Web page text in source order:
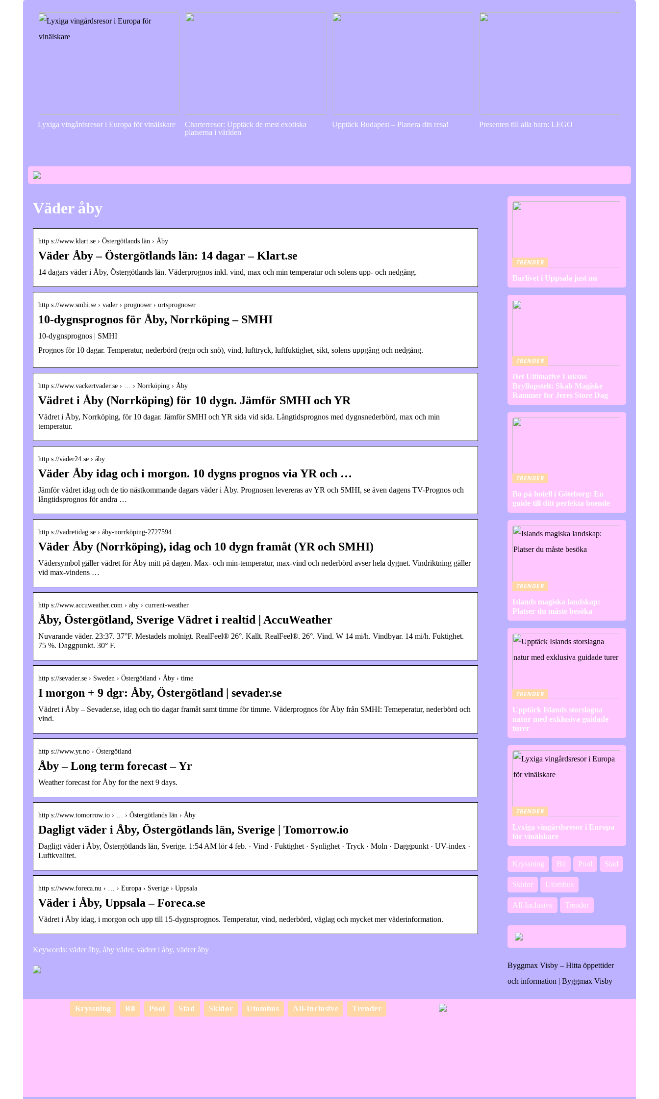
Lyxiga vingårdsresor i Europa för vinälskare
Charterresor: Upptäck de mest exotiska
platserna i världen
Upptäck Budapest – Planera din resa! Presenten till alla barn: LEGO
Väder åby
http s://www.klart.se › Östergötlands län › Åby
Väder Åby – Östergötlands län: 14 dagar – Klart.se
14 dagars väder i Åby, Östergötlands län. Väderprognos inkl. vind, max och min temperatur och solens upp- och nedgång.
http s://www.smhi.se › vader › prognoser › ortsprognoser
10-dygnsprognos för Åby, Norrköping – SMHI
10-dygnsprognos | SMHI
Prognos för 10 dagar. Temperatur, nederbörd (regn och snö), vind, lufttryck, luftfuktighet, sikt, solens uppgång och nedgång.
http s://www.vackertvader.se › … › Norrköping › Åby
Vädret i Åby (Norrköping) för 10 dygn. Jämför SMHI och YR
Vädret i Åby, Norrköping, för 10 dagar. Jämför SMHI och YR sida vid sida. Långtidsprognos med dygnsnederbörd, max och min
temperatur.
http s://väder24.se › åby
Väder Åby idag och i morgon. 10 dygns prognos via YR och …
Jämför vädret idag och de tio nästkommande dagars väder i Åby. Prognosen levereras av YR och SMHI, se även dagens TV-Prognos och
långtidsprognos för andra …
http s://vadretidag.se › åby-norrköping-2727594
Väder Åby (Norrköping), idag och 10 dygn framåt (YR och SMHI)
Vädersymbol gäller vädret för Åby mitt på dagen. Max- och min-temperatur, max-vind och nederbörd avser hela dygnet. Vindriktning gäller
vid max-vindens …
http s://www.accuweather.com › aby › current-weather
Åby, Östergötland, Sverige Vädret i realtid | AccuWeather
Nuvarande väder. 23:37. 37°F. Mestadels molnigt. RealFeel® 26°. Kallt. RealFeel®. 26°. Vind. W 14 mi/h. Vindbyar. 14 mi/h. Fuktighet.
75 %. Daggpunkt. 30° F.
http s://sevader.se › Sweden › Östergötland › Åby › time
I morgon + 9 dgr: Åby, Östergötland | sevader.se
Vädret i Åby – Sevader.se, idag och tio dagar framåt samt timme för timme. Väderprognos för Åby från SMHI: Temeperatur, nederbörd och
vind.
http s://www.yr.no › Östergötland
Åby – Long term forecast – Yr
Weather forecast for Åby for the next 9 days.
http s://www.tomorrow.io › … › Östergötlands län › Åby
Dagligt väder i Åby, Östergötlands län, Sverige | Tomorrow.io
Dagligt väder i Åby, Östergötlands län, Sverige. 1:54 AM lör 4 feb. · Vind · Fuktighet · Synlighet · Tryck · Moln · Daggpunkt · UV-index ·
Luftkvalitet.
http s://www.foreca.nu › … › Europa › Sverige › Uppsala
Väder i Åby, Uppsala – Foreca.se
Vädret i Åby idag, i morgon och upp till 15-dygnsprognos. Temperatur, vind, nederbörd, väglag och mycket mer väderinformation.
Keywords: väder åby, åby väder, vädret i åby, vädret åby
TRENDER
Barlivet i Uppsala just nu
TRENDER
Det Ultimative Luksus
Bryllupstelt: Skab Magiske
Rammer for Jeres Store Dag
TRENDER
Bo på hotell i Göteborg: En
guide till ditt perfekta boende
TRENDER
Islands magiska landskap:
Platser du måste besöka
TRENDER
Upptäck Islands storslagna
natur med exklusiva guidade
turer
TRENDER
Lyxiga vingårdsresor i Europa
för vinälskare
Kryssning Bil Pool Stad
Skidor Utomhus
All-Inclusive Trender
Byggmax Visby – Hitta öppettider
och information | Byggmax Visby
Kryssning Bil Pool Stad Skidor Utomhus All-Inclusive Trender